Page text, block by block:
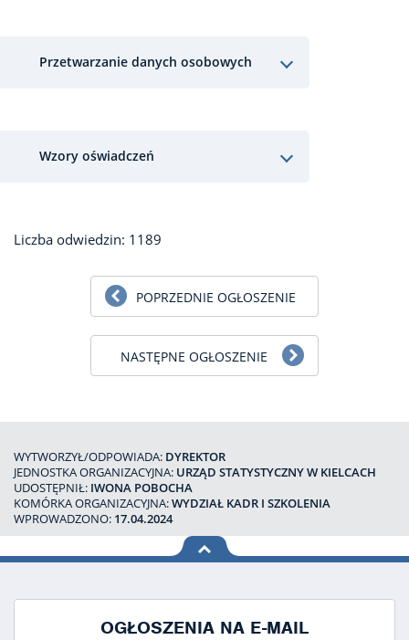
Przetwarzanie danych osobowych
Wzory oświadczeń
Liczba odwiedzin: 1189
POPRZEDNIE OGŁOSZENIE
NASTĘPNE OGŁOSZENIE
WYTWORZYŁ/ODPOWIADA: DYREKTOR
JEDNOSTKA ORGANIZACYJNA: URZĄD STATYSTYCZNY W KIELCACH
UDOSTĘPNIŁ: IWONA POBOCHA
KOMÓRKA ORGANIZACYJNA:WYDZIAŁ KADR I SZKOLENIA
WPROWADZONO: 17.04.2024
na górę
OGŁOSZENIA NA E-MAIL